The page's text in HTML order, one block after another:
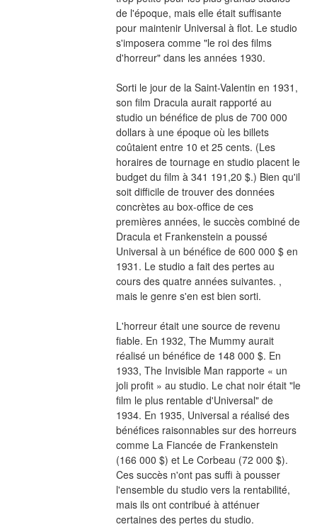
de l'époque, mais elle était suffisante
pour maintenir Universal à flot. Le studio
s'imposera comme "le roi des films
d'horreur" dans les années 1930.
Sorti le jour de la Saint-Valentin en 1931,
son film Dracula aurait rapporté au
studio un bénéfice de plus de 700 000
dollars à une époque où les billets
coûtaient entre 10 et 25 cents. (Les
horaires de tournage en studio placent le
budget du film à 341 191,20 $.) Bien qu'il
soit difficile de trouver des données
concrètes au box-office de ces
premières années, le succès combiné de
Dracula et Frankenstein a poussé
Universal à un bénéfice de 600 000 $ en
1931. Le studio a fait des pertes au
cours des quatre années suivantes. ,
mais le genre s'en est bien sorti.
L'horreur était une source de revenu
fiable. En 1932, The Mummy aurait
réalisé un bénéfice de 148 000 $. En
1933, The Invisible Man rapporte « un
joli profit » au studio. Le chat noir était "le
film le plus rentable d'Universal" de
1934. En 1935, Universal a réalisé des
bénéfices raisonnables sur des horreurs
comme La Fiancée de Frankenstein
(166 000 $) et Le Corbeau (72 000 $).
Ces succès n'ont pas suffi à pousser
l'ensemble du studio vers la rentabilité,
mais ils ont contribué à atténuer
certaines des pertes du studio.